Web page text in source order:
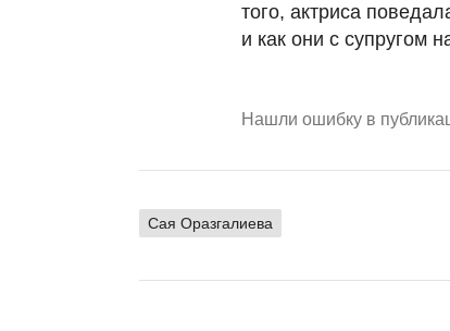
того, актриса
и как они с супругом
Нашли ошибку в
Сая Оразгалиева